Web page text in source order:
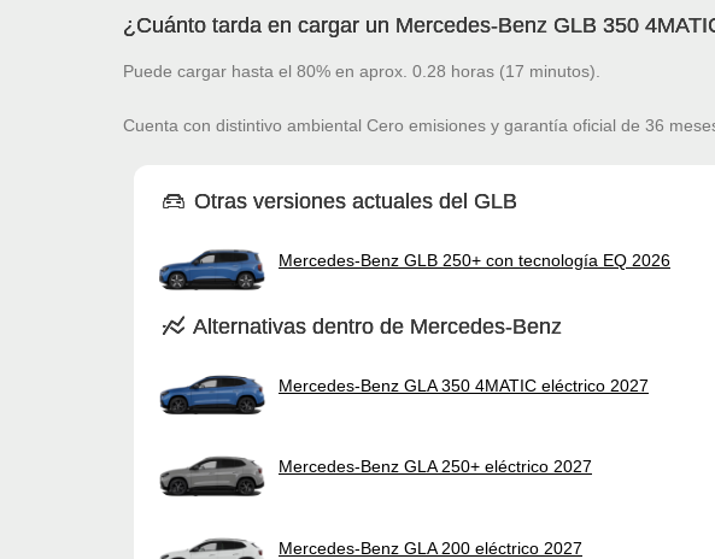
¿Cuánto tarda en cargar un Mercedes-Benz GLB 350
Puede cargar hasta el 80% en aprox. 0.28 horas (17 minutos).
Cuenta con distintivo ambiental Cero emisiones y garantía oficial de 36
Otras versiones actuales del GLB
Mercedes-Benz GLB 250+ con tecnología EQ 2026
Alternativas dentro de Mercedes-Benz
Mercedes-Benz GLA 350 4MATIC eléctrico 2027
Mercedes-Benz GLA 250+ eléctrico 2027
Mercedes-Benz GLA 200 eléctrico 2027